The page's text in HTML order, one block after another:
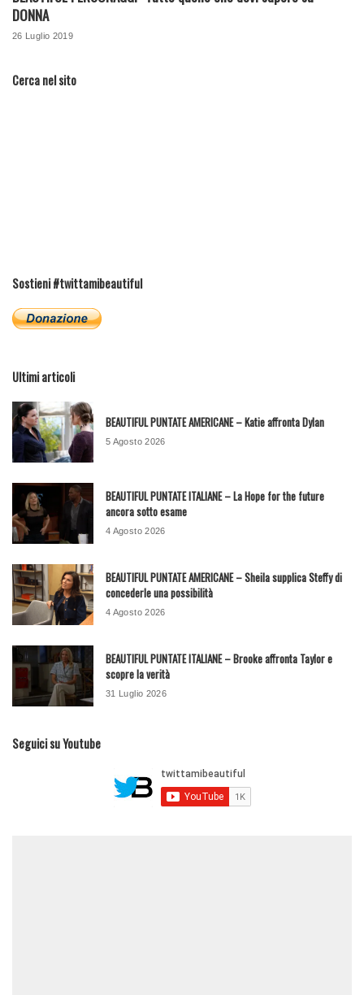
DONNA
26 Luglio 2019
Cerca nel sito
Sostieni #twittamibeautiful
Ultimi articoli
BEAUTIFUL PUNTATE AMERICANE – Katie affronta Dylan
5 Agosto 2026
BEAUTIFUL PUNTATE ITALIANE – La Hope for the future
ancora sotto esame
4 Agosto 2026
BEAUTIFUL PUNTATE AMERICANE – Sheila supplica Steffy di
concederle una possibilità
4 Agosto 2026
BEAUTIFUL PUNTATE ITALIANE – Brooke affronta Taylor e
scopre la verità
31 Luglio 2026
Seguici su Youtube